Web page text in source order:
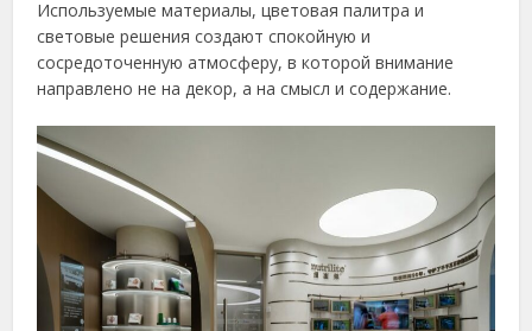
Используемые материалы, цветовая палитра и
световые решения создают спокойную и
сосредоточенную атмосферу, в которой внимание
направлено не на декор, а на смысл и содержание.